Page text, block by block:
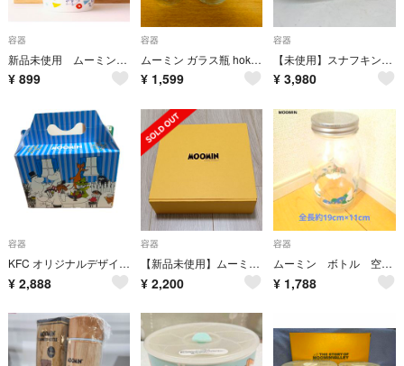
容器
新品未使用 ムーミン 磁器の密閉保存容器 豪華2個セット
¥ 899
容器
ムーミン ガラス瓶 hokka クッキー瓶 TOVE 100記念デザイン
¥ 1,599
容器
【未使用】スナフキン＆リトルミイ THE STORY OF MOOMINVALLEY レンジキャニスター2個セット 「ムーミン」
¥ 3,980
容器
KFC オリジナルデザイン ムミーン ふた付き小鉢 全4種 コンプリートパック
¥ 2,888
容器
【新品未使用】ムーミン レンジ４点セット
¥ 2,200
容器
ムーミン ボトル 空き瓶
¥ 1,788